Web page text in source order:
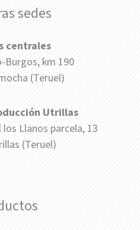
sedes
centrales
Burgos, km 190
(Teruel)
Utrillas
Llanos parcela, 13
(Teruel)